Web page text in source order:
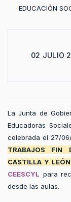
02 JULIO
La Junta de
Educadoras
celebrada el 27/
TRABAJOS FIN
CASTILLA Y
CEESCYL para
desde las aulas.